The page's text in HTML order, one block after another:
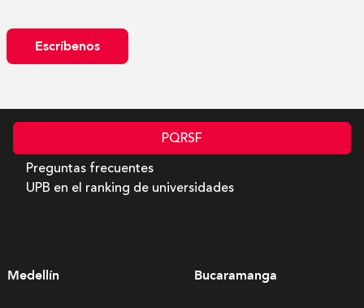
Escríbenos
PQRSF
Preguntas frecuentes
UPB en el ranking de universidades
Medellín Bucaramanga